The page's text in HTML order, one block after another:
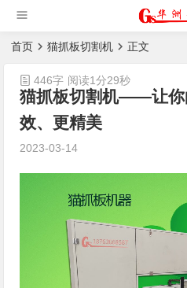
|猫抓板生
自动化
首页 猫抓板切割机 正文
猫抓板切割机——让你
效、更精美
2023-03-14
446字 阅读1分29秒